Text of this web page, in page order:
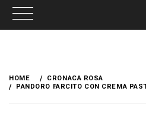
content
HOME
CRONACA ROSA
PANDORO FARCITO CON CREMA